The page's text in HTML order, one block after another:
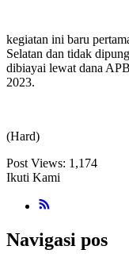
kegiatan ini baru
Selatan dan tidak
dibiayai lewat dana
2023.
(Hard)
Post Views: 1,174
Ikuti Kami
Navigasi pos